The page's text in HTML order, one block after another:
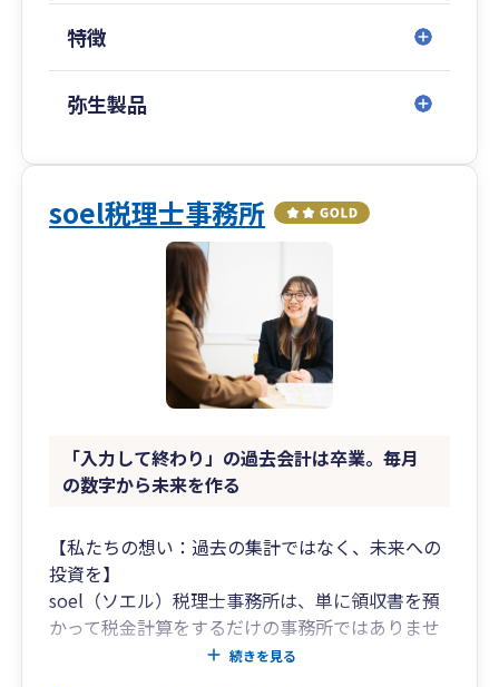
会社・個人を見てきました。「時間＝コスト」の
観点から、クラウド会計やAIを使っての「経理の
合理化」によるコスト削減やお客様の状況に合っ
の実現をお手伝いします】
会社が存続するには「キャッシュ」が必要です。
数字が苦手な社長様でも重要なデータを直感的に
理解してもらえるよう毎月の「試算表」をわかり
やすく説明します。
また、年商１億円以上の会社様には「試算表」に
加えて「月次経営分析表」を作成し、説明してお
りますので、自社の経営判断や経営方針の材料と
⑤【「賢い社長」になれるようにサポートしま
す】
「知らないことで損していた」事は、案外多いで
すが、「今更こんなこと質問したら恥ずかし
い・・・」なんて思わないでください。毎月発行
する「事務所通信」では、「税務」「労務」「経
営」「IT」に関する旬な話題をご紹介しておりま
特徴
弥生製品
soel税理士事務所
「入力して終わり」の過去会計は卒業。毎月
の数字から未来を作る
【私たちの想い：過去の集計ではなく、未来への
投資を】
soel（ソエル）税理士事務所は、単に領収書を預
かって税金計算をするだけの事務所ではありませ
ん。私たちの使命は、複雑な会計をわかりやすく
続きを見る